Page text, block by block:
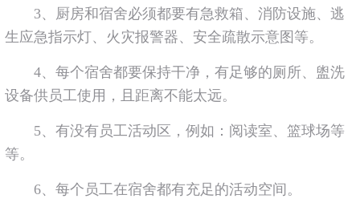
3、厨房和宿舍必须都要有急救箱、消防设施、逃
生应急指示灯、火灾报警器、安全疏散示意图等。
4、每个宿舍都要保持干净，有足够的厕所、盥洗
设备供员工使用，且距离不能太远。
5、有没有员工活动区，例如：阅读室、篮球场等
等。
6、每个员工在宿舍都有充足的活动空间。